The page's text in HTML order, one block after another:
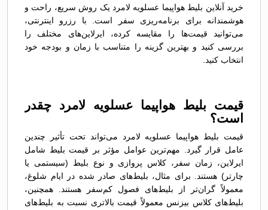
خرید آنلاین بلیط هواپیما عسلویه لامرد یک روش سریع، راحت و
هوشمندانه برای برنامه‌ریزی سفر است. با رزرو اینترنتی،
می‌توانید قیمت‌ها را مقایسه کرده، ایرلاین‌های مختلف را
بررسی کنید و بهترین گزینه را متناسب با زمان و بودجه خود
انتخاب کنید.
قیمت بلیط هواپیما عسلویه لامرد چقدر
است؟
قیمت بلیط هواپیما عسلویه لامرد می‌تواند تحت تأثیر چندین
عامل قرار گیرد. مهم‌ترین عوامل مؤثر بر قیمت بلیط شامل
ایرلاین، زمان سفر، کلاس پروازی و نوع بلیط (سیستمی یا
چارتر) هستند. برای مثال، بلیط‌های صادر شده در ایام شلوغ،
معمولاً گران‌تر از بلیط‌های فصول کم‌سفر هستند. همچنین،
بلیط‌های کلاس بیزنس معمولاً قیمت بالاتری نسبت به بلیط‌های